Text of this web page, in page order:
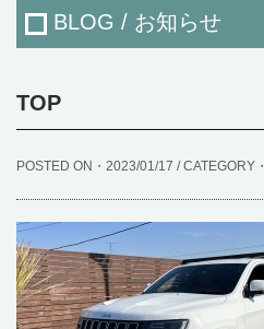
BLOG / お知らせ
TOP
POSTED ON・2023/01/17 / CATEGORY・